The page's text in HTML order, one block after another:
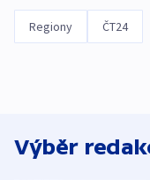
Regiony ČT24
Výběr